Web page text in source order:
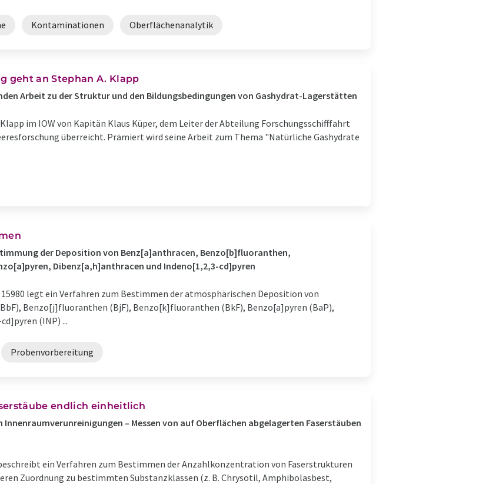
Kontaminationen Oberflächenanalytik
geht an Stephan A. Klapp
Arbeit zu der Struktur und den Bildungsbedingungen von Gashydrat-Lagerstätten
Klapp im IOW von Kapitän Klaus Küper, dem Leiter der Abteilung Forschungsschifffahrt
überreicht. Prämiert wird seine Arbeit zum Thema "Natürliche Gashydrate
der Deposition von Benz[a]anthracen, Benzo[b]fluoranthen,
Dibenz[a,h]anthracen und Indeno[1,2,3-cd]pyren
legt ein Verfahren zum Bestimmen der atmosphärischen Deposition von
Benzo[j]fluoranthen (BjF), Benzo[k]fluoranthen (BkF), Benzo[a]pyren (BaP),
(INP) ...
Probenvorbereitung
endlich einheitlich
Innenraumverunreinigungen – Messen von auf Oberflächen abgelagerten Faserstäuben
ein Verfahren zum Bestimmen der Anzahlkonzentration von Faserstrukturen
Zuordnung zu bestimmten Substanzklassen (z. B. Chrysotil, Amphibolasbest,